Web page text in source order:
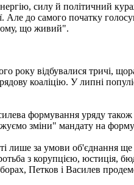
силу й політичний
до самого початку
що живий".
року відбувалися тричі,
коаліцію. У липні
формування уряду
зміни" мандату на
за умови об'єднання
з корупцією, юстиція,
Петков і Василев